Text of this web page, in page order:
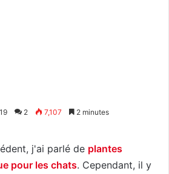
2 7,107 2 minutes
j'ai parlé de plantes
pour les chats. Cependant, il y